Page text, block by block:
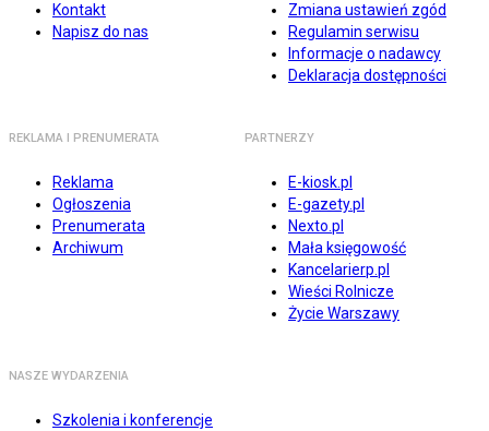
Kontakt
Napisz do nas
Zmiana ustawień zgód
Regulamin serwisu
Informacje o nadawcy
Deklaracja dostępności
REKLAMA I PRENUMERATA
Reklama
Ogłoszenia
Prenumerata
Archiwum
PARTNERZY
E-kiosk.pl
E-gazety.pl
Nexto.pl
Mała księgowość
Kancelarierp.pl
Wieści Rolnicze
Życie Warszawy
NASZE WYDARZENIA
Szkolenia i konferencje